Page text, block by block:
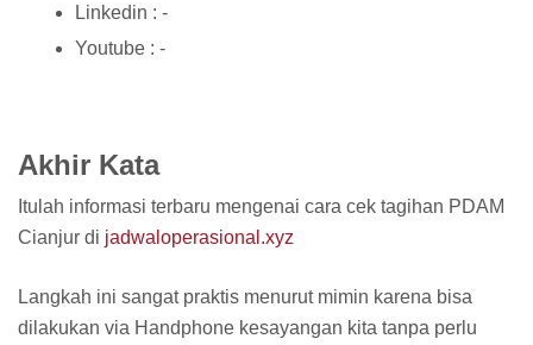
Linkedin : -
Youtube : -
Akhir Kata
Itulah informasi terbaru mengenai cara cek tagihan PDAM
Cianjur di jadwaloperasional.xyz
Langkah ini sangat praktis menurut mimin karena bisa
dilakukan via Handphone kesayangan kita tanpa perlu